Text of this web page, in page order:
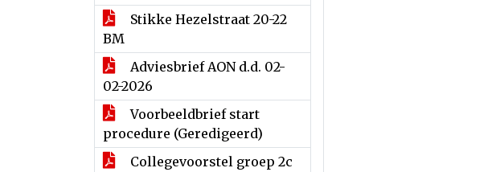
Stikke Hezelstraat 20-22
BM
Adviesbrief AON d.d. 02-
02-2026
Voorbeeldbrief start
procedure (Geredigeerd)
Collegevoorstel groep 2c